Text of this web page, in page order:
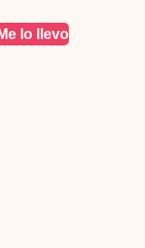
Me lo llevo